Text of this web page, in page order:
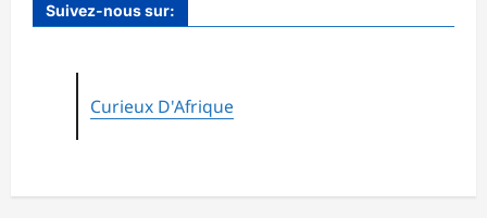
Suivez-nous sur:
Curieux D'Afrique